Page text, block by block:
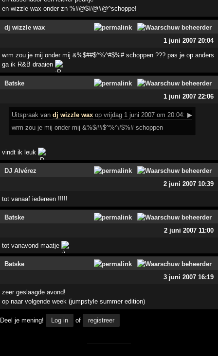
en wizzle wax onder zn %#@$#@#@^schoppe!
dj wizzle wax
1 juni 2007 20:04
wrm zou je mij onder mij &%$##$^%^#$%# schoppen ??? pas je op anders
ga ik R&B draaien
Batske
1 juni 2007 22:06
Uitspraak vandj wizzle wax op vrijdag 1 juni 2007 om 20:04: ▶
wrm zou je mij onder mij &%$##$^%^#$%# schoppen
vindt ik leuk
DJ Alvérez
2 juni 2007 10:39
tot vanaaf iedereen !!!!!
Batske
2 juni 2007 11:00
tot vanavond maatje
Batske
3 juni 2007 16:19
zeer geslaagde avond!
op naar volgende week (jumpstyle summer edition)
Deel je mening! Log in of registreer